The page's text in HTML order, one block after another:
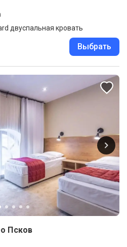
двуспальная кровать
Выбрать
Псков